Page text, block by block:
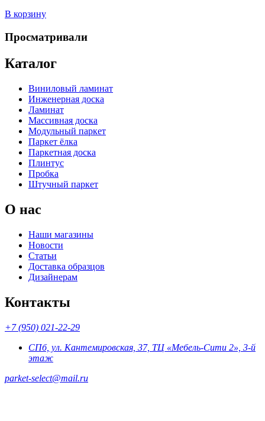
В корзину
Просматривали
Каталог
Виниловый ламинат
Инженерная доска
Ламинат
Массивная доска
Модульный паркет
Паркет ёлка
Паркетная доска
Плинтус
Пробка
Штучный паркет
О нас
Наши магазины
Новости
Статьи
Доставка образцов
Дизайнерам
Контакты
+7 (950) 021-22-29
СПб, ул. Кантемировская, 37, ТЦ «Мебель-Сити 2», 3-й
этаж
parket-select@mail.ru